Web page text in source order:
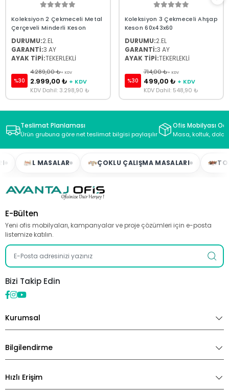
Koleksiyon 2 Çekmeceli Metal
Çerçeveli Minderli Keson
DURUMU:2.EL
GARANTİ:3 AY
AYAK TİPİ:TEKERLEKLİ
%30
4.289,00 ₺+ KDV
2.999,00 ₺ + KDV
KDV Dahil: 3.298,90 ₺
Koleksiyon 3 Çekmeceli Ahşap
Keson 60x43x60
DURUMU:2.EL
GARANTİ:3 AY
AYAK TİPİ:TEKERLEKLİ
%30
714,00 ₺+ KDV
499,00 ₺ + KDV
KDV Dahil: 548,90 ₺
Teslimat Planlaması
Ürün grubuna göre net teslimat bilgisi paylaşılır
Ofis Mobilyası
Masa, koltuk,
L MASALAR ÇOKLU ÇALIŞMA MASALARI
E-Bülten
Yeni ofis mobilyaları, kampanyalar ve proje çözümleri için e-posta
listemize katılın.
Bizi Takip Edin
Kurumsal
Bilgilendirme
Hızlı Erişim